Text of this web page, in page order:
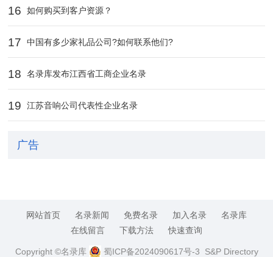
16 如何购买到客户资源？
17 中国有多少家礼品公司?如何联系他们?
18 名录库发布江西省工商企业名录
19 江苏音响公司代表性企业名录
广告
网站首页 名录新闻 免费名录 加入名录
名录库
在线留言
下载方法 快速查询
Copyright ©名录库 蜀ICP备2024090617号-3 S&P Directory